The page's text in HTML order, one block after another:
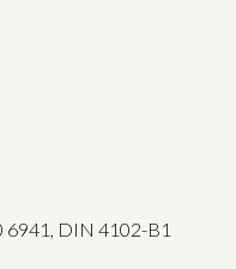
6941, DIN 4102-B1